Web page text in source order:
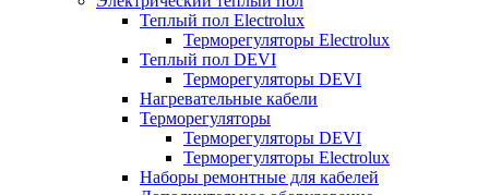
Теплый пол Electrolux
Терморегуляторы Electrolux
Теплый пол DEVI
Терморегуляторы DEVI
Нагревательные кабели
Терморегуляторы
Терморегуляторы DEVI
Терморегуляторы Electrolux
Наборы ремонтные для кабелей